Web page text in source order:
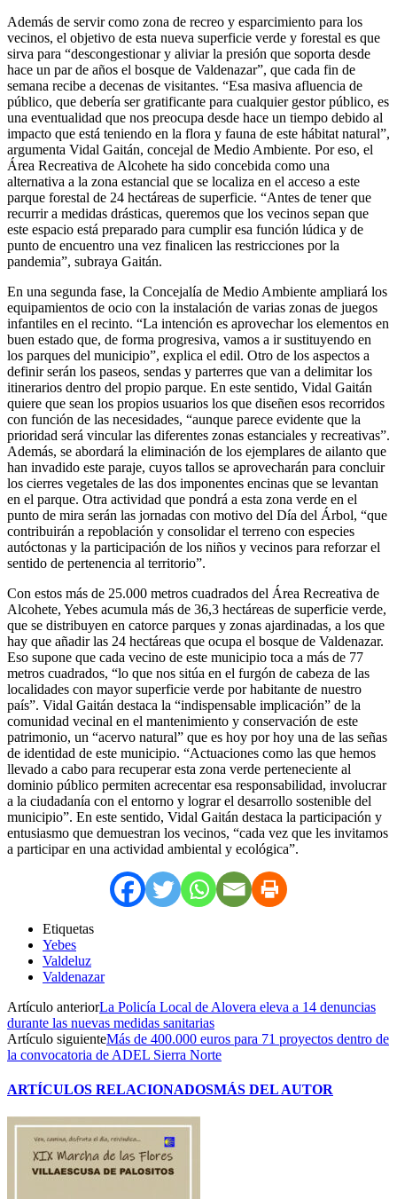
Además de servir como zona de recreo y esparcimiento para los
vecinos, el objetivo de esta nueva superficie verde y forestal es que
sirva para “descongestionar y aliviar la presión que soporta desde
hace un par de años el bosque de Valdenazar”, que cada fin de
semana recibe a decenas de visitantes. “Esa masiva afluencia de
público, que debería ser gratificante para cualquier gestor público, es
una eventualidad que nos preocupa desde hace un tiempo debido al
impacto que está teniendo en la flora y fauna de este hábitat natural”,
argumenta Vidal Gaitán, concejal de Medio Ambiente. Por eso, el
Área Recreativa de Alcohete ha sido concebida como una
alternativa a la zona estancial que se localiza en el acceso a este
parque forestal de 24 hectáreas de superficie. “Antes de tener que
recurrir a medidas drásticas, queremos que los vecinos sepan que
este espacio está preparado para cumplir esa función lúdica y de
punto de encuentro una vez finalicen las restricciones por la
pandemia”, subraya Gaitán.
En una segunda fase, la Concejalía de Medio Ambiente ampliará los
equipamientos de ocio con la instalación de varias zonas de juegos
infantiles en el recinto. “La intención es aprovechar los elementos en
buen estado que, de forma progresiva, vamos a ir sustituyendo en
los parques del municipio”, explica el edil. Otro de los aspectos a
definir serán los paseos, sendas y parterres que van a delimitar los
itinerarios dentro del propio parque. En este sentido, Vidal Gaitán
quiere que sean los propios usuarios los que diseñen esos recorridos
con función de las necesidades, “aunque parece evidente que la
prioridad será vincular las diferentes zonas estanciales y recreativas”.
Además, se abordará la eliminación de los ejemplares de ailanto que
han invadido este paraje, cuyos tallos se aprovecharán para concluir
los cierres vegetales de las dos imponentes encinas que se levantan
en el parque. Otra actividad que pondrá a esta zona verde en el
punto de mira serán las jornadas con motivo del Día del Árbol, “que
contribuirán a repoblación y consolidar el terreno con especies
autóctonas y la participación de los niños y vecinos para reforzar el
sentido de pertenencia al territorio”.
Con estos más de 25.000 metros cuadrados del Área Recreativa de
Alcohete, Yebes acumula más de 36,3 hectáreas de superficie verde,
que se distribuyen en catorce parques y zonas ajardinadas, a los que
hay que añadir las 24 hectáreas que ocupa el bosque de Valdenazar.
Eso supone que cada vecino de este municipio toca a más de 77
metros cuadrados, “lo que nos sitúa en el furgón de cabeza de las
localidades con mayor superficie verde por habitante de nuestro
país”. Vidal Gaitán destaca la “indispensable implicación” de la
comunidad vecinal en el mantenimiento y conservación de este
patrimonio, un “acervo natural” que es hoy por hoy una de las señas
de identidad de este municipio. “Actuaciones como las que hemos
llevado a cabo para recuperar esta zona verde perteneciente al
dominio público permiten acrecentar esa responsabilidad, involucrar
a la ciudadanía con el entorno y lograr el desarrollo sostenible del
municipio”. En este sentido, Vidal Gaitán destaca la participación y
entusiasmo que demuestran los vecinos, “cada vez que les invitamos
a participar en una actividad ambiental y ecológica”.
Etiquetas
Yebes
Valdeluz
Valdenazar
Artículo anteriorLa Policía Local de Alovera eleva a 14 denuncias
durante las nuevas medidas sanitarias
Artículo siguienteMás de 400.000 euros para 71 proyectos dentro de
la convocatoria de ADEL Sierra Norte
ARTÍCULOS RELACIONADOSMÁS DEL AUTOR